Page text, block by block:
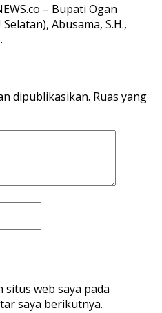
– Bupati Ogan
Abusama, S.H.,
dipublikasikan. Ruas yang
situs web saya pada
saya berikutnya.